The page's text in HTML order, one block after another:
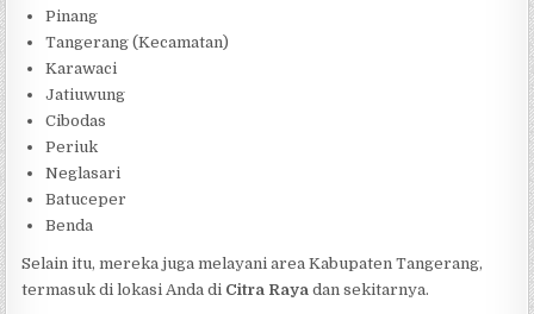
Pinang
Tangerang (Kecamatan)
Karawaci
Jatiuwung
Cibodas
Periuk
Neglasari
Batuceper
Benda
Selain itu, mereka juga melayani area Kabupaten Tangerang,
termasuk di lokasi Anda di Citra Raya dan sekitarnya.